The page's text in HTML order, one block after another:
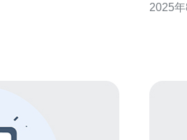
器（VPS）等。它们
么？
2025